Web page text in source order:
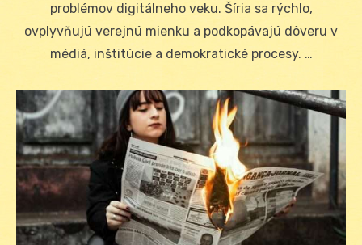
problémov digitálneho veku. Šíria sa rýchlo,
ovplyvňujú verejnú mienku a podkopávajú dôveru v
médiá, inštitúcie a demokratické procesy. …